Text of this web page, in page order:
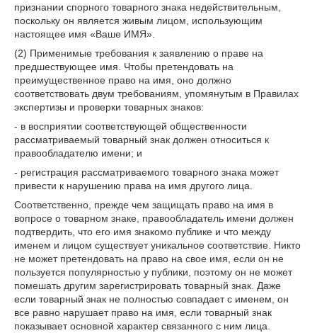
признании спорного товарного знака недействительным,
поскольку он является живым лицом, использующим
настоящее имя «Ваше ИМЯ».
(2) Применимые требования к заявлению о праве на
предшествующее имя. Чтобы претендовать на
преимущественное право на имя, оно должно
соответствовать двум требованиям, упомянутым в Правилах
экспертизы и проверки товарных знаков:
- в восприятии соответствующей общественности
рассматриваемый товарный знак должен относиться к
правообладателю имени; и
- регистрация рассматриваемого товарного знака может
привести к нарушению права на имя другого лица.
Соответственно, прежде чем защищать право на имя в
вопросе о товарном знаке, правообладатель имени должен
подтвердить, что его имя знакомо публике и что между
именем и лицом существует уникальное соответствие. Никто
не может претендовать на право на свое имя, если он не
пользуется популярностью у публики, поэтому он не может
помешать другим зарегистрировать товарный знак. Даже
если товарный знак не полностью совпадает с именем, он
все равно нарушает право на имя, если товарный знак
показывает основной характер связанного с ним лица.